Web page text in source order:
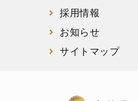
採用情報
お知らせ
サイトマップ